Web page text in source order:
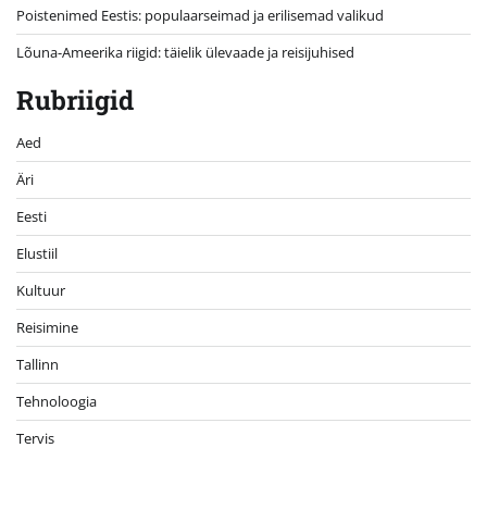
Poistenimed Eestis: populaarseimad ja erilisemad valikud
Lõuna-Ameerika riigid: täielik ülevaade ja reisijuhised
Rubriigid
Aed
Äri
Eesti
Elustiil
Kultuur
Reisimine
Tallinn
Tehnoloogia
Tervis